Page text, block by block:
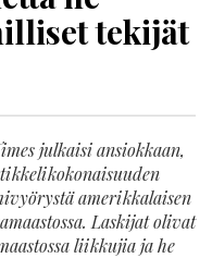
tekijät
julkaisi ansiokkaan,
amerikkalaisen
Laskijat olivat
liikkujia ja he